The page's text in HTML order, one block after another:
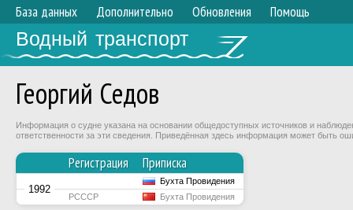
База данных Дополнительно Обновления Помощь
Водный транспорт
Георгий Седов
Информация о судне указана на основании общедоступных источников и
ответственности за эти сведения. Приведённая здесь информация может быть
Регистрация Приписка
1992
Бухта Провидения
РСССР
Бухта Провидения